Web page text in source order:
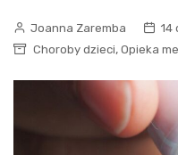
Joanna Zaremba
14
Choroby dzieci, Opieka